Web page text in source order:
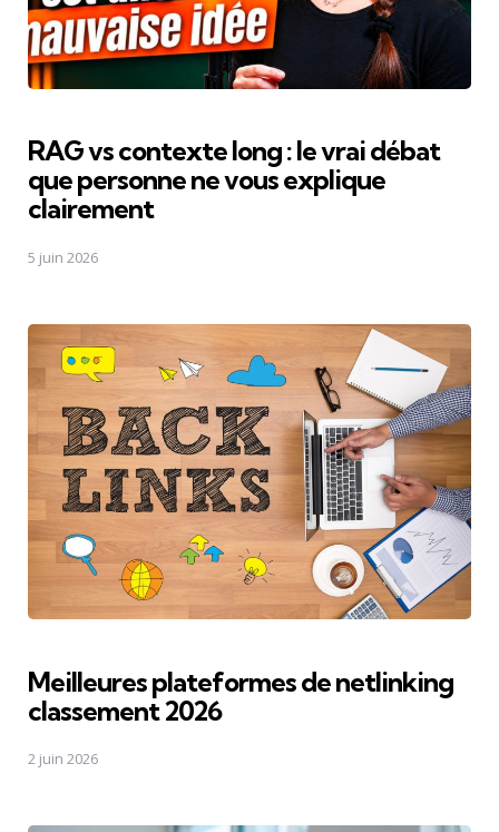
RAG vs contexte long : le vrai débat
que personne ne vous explique
clairement
5 juin 2026
Meilleures plateformes de netlinking
classement 2026
2 juin 2026